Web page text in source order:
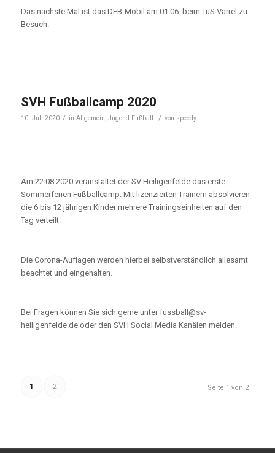
Das nächste Mal ist das DFB-Mobil am 01.06. beim TuS Varrel zu
Besuch.
SVH Fußballcamp 2020
10. Juli 2020 / in Allgemein, Jugend Fußball / von speedy
Am 22.08.2020 veranstaltet der SV Heiligenfelde das erste
Sommerferien Fußballcamp. Mit lizenzierten Trainern absolvieren
die 6 bis 12 jährigen Kinder mehrere Trainingseinheiten auf den
Tag verteilt.
Die Corona-Auflagen werden hierbei selbstverständlich allesamt
beachtet und eingehalten.
Bei Fragen können Sie sich gerne unter fussball@sv-
heiligenfelde.de oder den SVH Social Media Kanälen melden.
Seite 1 von 2
1 2